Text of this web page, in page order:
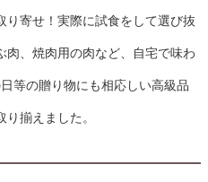
り寄せ！実際に試食をして選び抜
肉、焼肉用の肉など、自宅で味わ
等の贈り物にも相応しい高級品
揃えました。